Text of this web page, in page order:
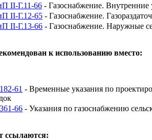
II-Г.11-66 - Газоснабжение.
II-Г.12-65 - Газоснабжение.
II-Г.13-66 - Газоснабжение. Наружные
к использованию вместо:
61 - Временные указания по
66 - Указания по газоснабжению
ссылаются: